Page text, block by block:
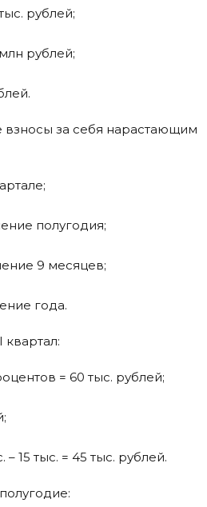
рублей;
рублей;
взносы за себя нарастающим
полугодия;
9 месяцев;
года.
= 60 тыс. рублей;
– 15 тыс. = 45 тыс. рублей.